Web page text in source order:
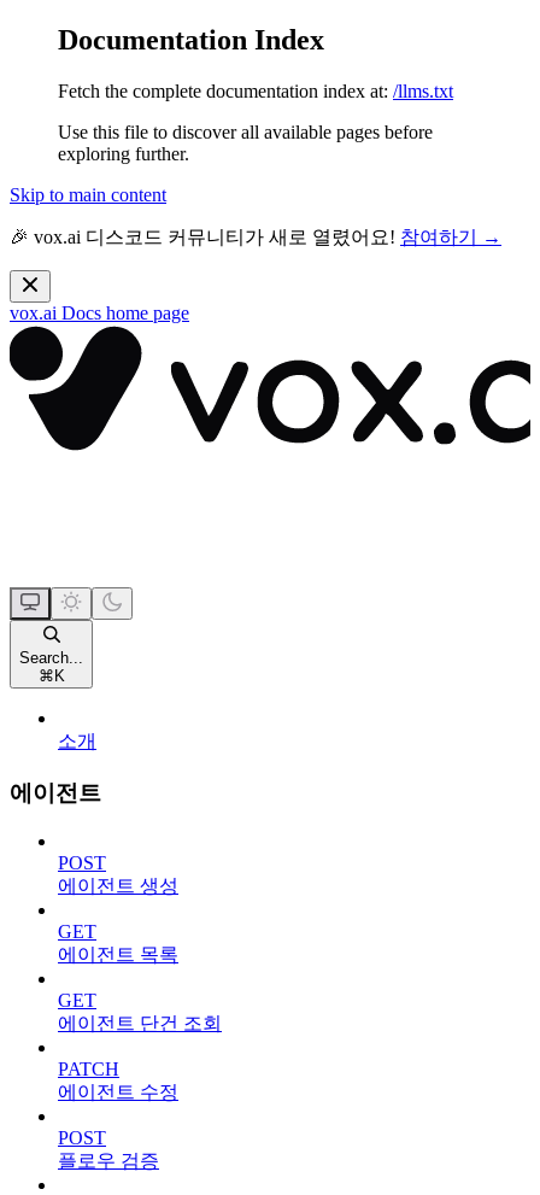
Documentation Index
Fetch the complete documentation index at: /llms.txt
Use this file to discover all available pages before
exploring further.
Skip to main content
🎉 vox.ai 디스코드 커뮤니티가 새로 열렸어요! 참여하기 →
vox.ai Docs home page
Search...
⌘ K
소개
에이전트
POST
에이전트 생성
GET
에이전트 목록
GET
에이전트 단건 조회
PATCH
에이전트 수정
POST
플로우 검증